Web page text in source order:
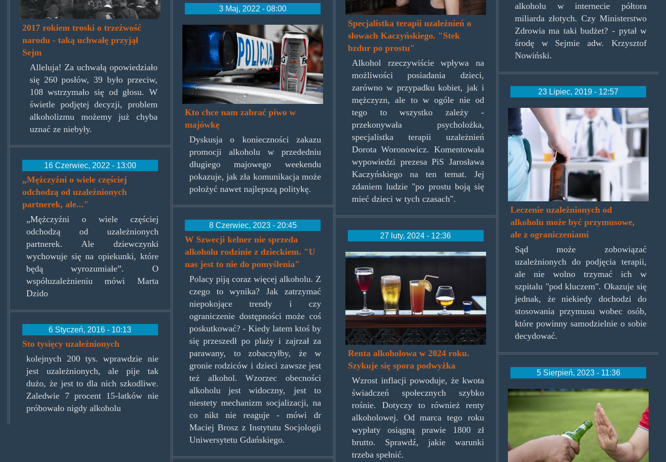
2017 rokiem troski o trzeźwość
narodu - taką uchwałę przyjął
Sejm
Alleluja! Za uchwałą opowiedziało
się 260 posłów, 39 było przeciw,
108 wstrzymało się od głosu. W
świetle podjętej decyzji, problem
alkoholizmu możemy już chyba
uznać ze niebyły.
16 Czerwiec, 2022 - 13:00
„Mężczyźni o wiele częściej
odchodzą od uzależnionych
partnerek, ale..."
„Mężczyźni o wiele częściej
odchodzą od uzależnionych
partnerek. Ale dziewczynki
wychowuje się na opiekunki, które
będą wyrozumiałe”. O
współuzależnieniu mówi Marta
Dzido
6 Styczeń, 2016 - 10:13
Sto tysięcy uzależnionych
kolejnych 200 tys. wprawdzie nie
jest uzależnionych, ale pije tak
dużo, że jest to dla nich szkodliwe.
Zaledwie 7 procent 15-latków nie
próbowało nigdy alkoholu
3 Maj, 2022 - 08:00
piwo-
zakaz-
policja.jpg
Kto chce nam zabrać piwo w
majówkę
Dyskusja o konieczności zakazu
promocji alkoholu w przededniu
długiego majowego weekendu
pokazuje, jak zła komunikacja może
położyć nawet najlepszą politykę.
8 Czerwiec, 2023 - 20:45
W Szwecji kelner nie sprzeda
alkoholu rodzinie z dzieckiem. "U
nas jest to nie do pomyślenia"
Polacy piją coraz więcej alkoholu. Z
czego to wynika? Jak zatrzymać
niepokojące trendy i czy
ograniczenie dostępności może coś
poskutkować? - Kiedy latem ktoś by
się przeszedł po plaży i zajrzał za
parawany, to zobaczyłby, że w
gronie rodziców i dzieci zawsze jest
też alkohol. Wzorzec obecności
alkoholu jest widoczny, jest to
niestety mechanizm socjalizacji, na
co nikt nie reaguje - mówi dr
Maciej Brosz z Instytutu Socjologii
Uniwersytetu Gdańskiego.
Specjalistka terapii uzależnień o
słowach Kaczyńskiego. "Stek
bzdur po prostu"
Alkohol rzeczywiście wpływa na
możliwości posiadania dzieci,
zarówno w przypadku kobiet, jak i
mężczyzn, ale to w ogóle nie od
tego to wszystko zależy -
przekonywała psycholożka,
specjalistka terapii uzależnień
Dorota Woronowicz. Komentowała
wypowiedzi prezesa PiS Jarosława
Kaczyńskiego na ten temat. Jej
zdaniem ludzie "po prostu boją się
mieć dzieci w tych czasach".
27 luty, 2024 - 12:36
alcodoses.jpg
Renta alkoholowa w 2024 roku.
Szykuje się spora podwyżka
Wzrost inflacji powoduje, że kwota
świadczeń społecznych szybko
rośnie. Dotyczy to również renty
alkoholowej. Od marca tego roku
wypłaty osiągną prawie 1800 zł
brutto. Sprawdź, jakie warunki
trzeba spełnić.
alkoholu w internecie półtora
miliarda złotych. Czy Ministerstwo
Zdrowia ma taki budżet? - pytał w
środę w Sejmie adw. Krzysztof
Nowiński.
23 Lipiec, 2019 - 12:57
alkoterapia.jpg
Leczenie uzależnionych od
alkoholu może być przymusowe,
ale z ograniczeniami
Sąd może zobowiązać
uzależnionych do podjęcia terapii,
ale nie wolno trzymać ich w
szpitalu "pod kluczem". Okazuje się
jednak, że niekiedy dochodzi do
stosowania przymusu wobec osób,
które powinny samodzielnie o sobie
decydować.
5 Sierpień, 2023 - 11:36
odmawianie.jpg